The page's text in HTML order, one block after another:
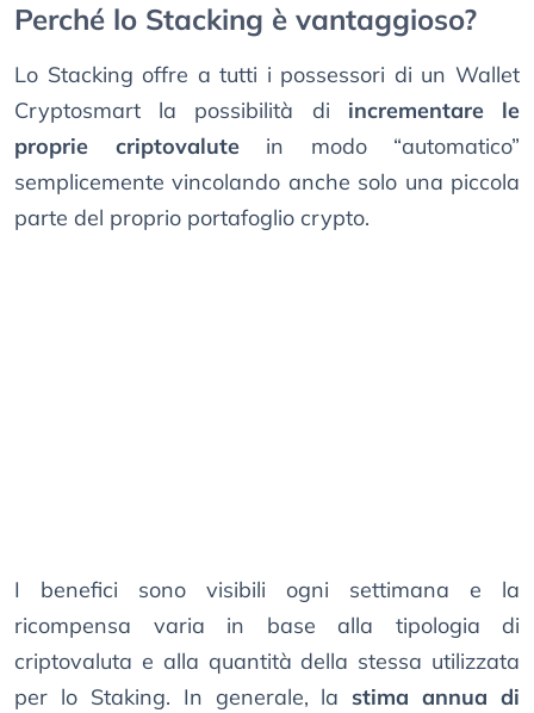
Perché lo Stacking è vantaggioso?
Lo Stacking offre a tutti i possessori di un Wallet
Cryptosmart la possibilità di incrementare le
proprie criptovalutein modo “automatico”
semplicemente vincolando anche solo una piccola
parte del proprio portafoglio crypto.
I benefici sono visibili ogni settimana e la
ricompensa varia in base alla tipologia di
criptovaluta e alla quantità della stessa utilizzata
per lo Staking. In generale, la stima annua di